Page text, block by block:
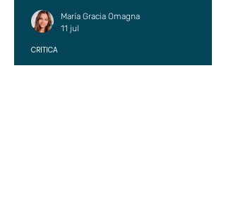
Sean valientes en lo pequeño
CRÍTICA
María Gracia Omagna
11 jul